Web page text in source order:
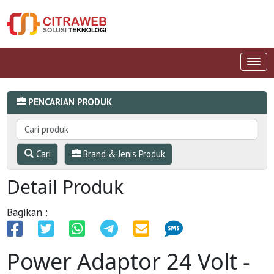
PENCARIAN PRODUK
Cari Brand & Jenis Produk
Detail Produk
Bagikan :
Power Adaptor 24 Volt -